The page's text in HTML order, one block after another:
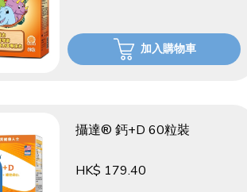
加入購物車
攝達® 鈣+D 60粒裝
HK$ 179.40